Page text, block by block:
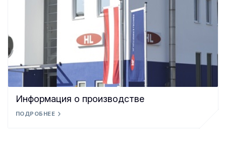
Информация о производстве
ПОДРОБНЕЕ